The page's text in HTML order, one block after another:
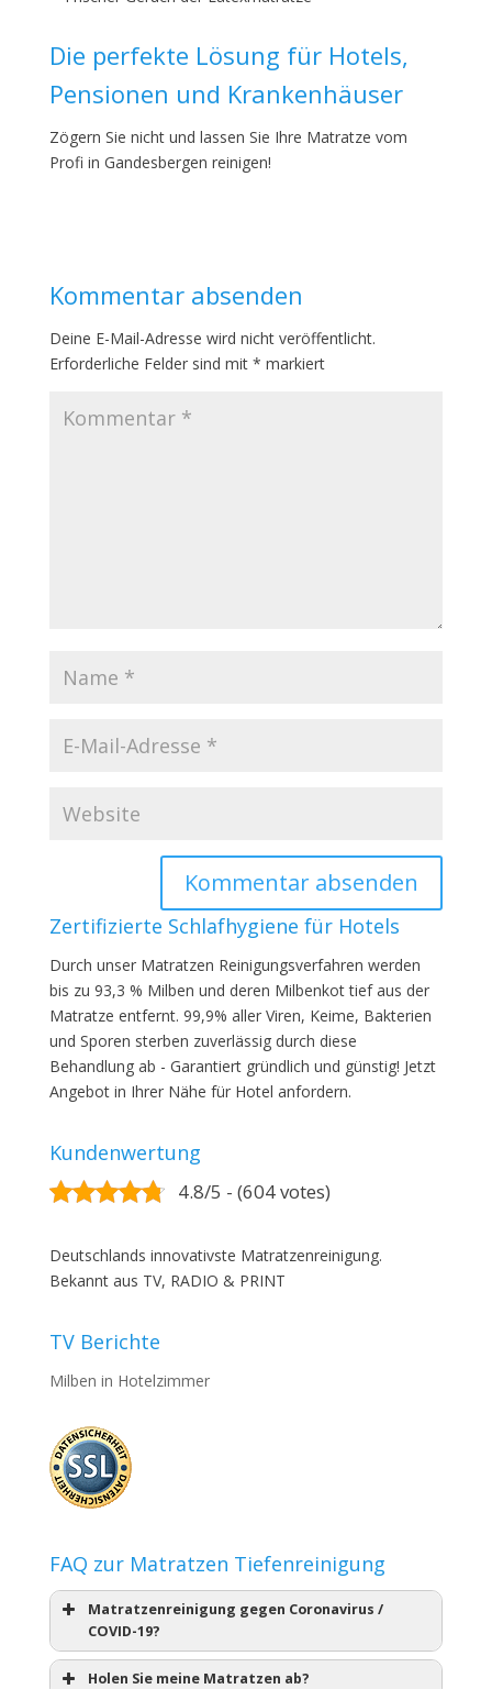
Die perfekte Lösung für Hotels,
Pensionen und Krankenhäuser
Zögern Sie nicht und lassen Sie Ihre Matratze vom
Profi in Gandesbergen reinigen!
Kommentar absenden
Deine E-Mail-Adresse wird nicht veröffentlicht.
Erforderliche Felder sind mit * markiert
Zertifizierte Schlafhygiene für Hotels
Durch unser Matratzen Reinigungsverfahren werden
bis zu 93,3 % Milben und deren Milbenkot tief aus der
Matratze entfernt. 99,9% aller Viren, Keime, Bakterien
und Sporen sterben zuverlässig durch diese
Behandlung ab - Garantiert gründlich und günstig! Jetzt
Angebot in Ihrer Nähe für Hotel anfordern.
Kundenwertung
4.8/5 - (604 votes)
Deutschlands innovativste Matratzenreinigung.
Bekannt aus TV, RADIO & PRINT
TV Berichte
Milben in Hotelzimmer
FAQ zur Matratzen Tiefenreinigung
Matratzenreinigung gegen Coronavirus /
COVID-19?
Holen Sie meine Matratzen ab?